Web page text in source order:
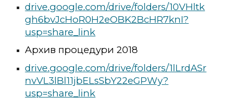
drive.google.com/drive/folders/10VHltk
gh6bvJcHoR0H2eOBK2BcHR7knI?
usp=share_link
Архив процедури 2018
drive.google.com/drive/folders/1lLrdASr
nvVL3lBl11jbELsSbY22eGPWy?
usp=share_link